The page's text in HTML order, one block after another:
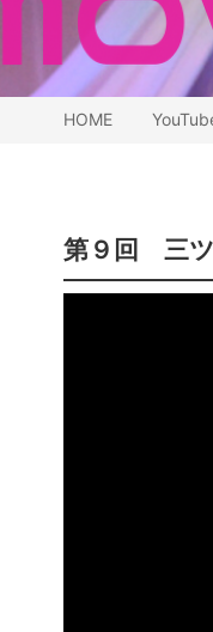
HOME
第９回 三ツ